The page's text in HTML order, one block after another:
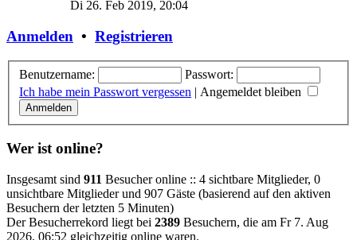
Di 26. Feb 2019, 20:04
Anmelden • Registrieren
Benutzername:
Passwort:
Ich habe mein Passwort vergessen | Angemeldet bleiben
Wer ist online?
Insgesamt sind 911 Besucher online :: 4 sichtbare Mitglieder, 0
unsichtbare Mitglieder und 907 Gäste (basierend auf den aktiven
Besuchern der letzten 5 Minuten)
Der Besucherrekord liegt bei 2389 Besuchern, die am Fr 7. Aug
2026, 06:52 gleichzeitig online waren.